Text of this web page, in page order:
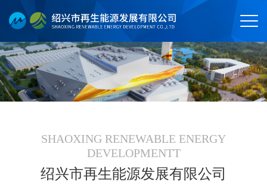
SHAOXING RENEWABLE ENERGY
DEVELOPMENTT
绍兴市再生能源发展有限公司